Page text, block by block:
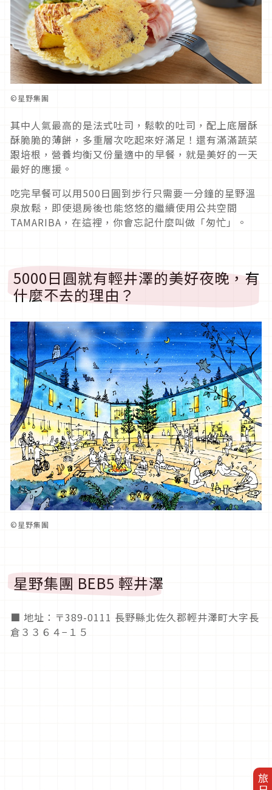
©星野集團
其中人氣最高的是法式吐司，鬆軟的吐司，配上底層酥
酥脆脆的薄餅，多重層次吃起來好滿足！還有滿滿蔬菜
跟培根，營養均衡又份量適中的早餐，就是美好的一天
最好的應援。
吃完早餐可以用500日圓到步行只需要一分鐘的星野溫
泉放鬆，即使退房後也能悠悠的繼續使用公共空間
TAMARIBA，在這裡，你會忘記什麼叫做「匆忙」。
5000日圓就有輕井澤的美好夜晚，有
什麼不去的理由？
©星野集團
星野集團 BEB5 輕井澤
■ 地址：〒389-0111 長野縣北佐久郡輕井澤町大字長
倉３３６４−１５